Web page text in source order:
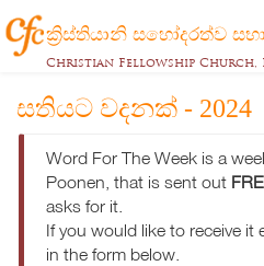
ක්‍රිස්තියානි සහෝදරත්ව
Christian Fellowship Church,
සතියට වදනක් - 2024
Word For The Week is a
Poonen, that is sent out
asks for it.
If you would like to receive it
in the form below.